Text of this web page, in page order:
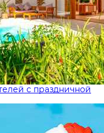
с праздничной